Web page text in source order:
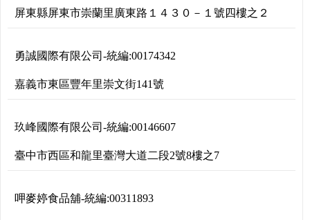
屏東縣屏東市崇蘭里廣東路１４３０－１號四樓之２
勇誠國際有限公司 -統編:00174342
嘉義市東區豐年里崇文街141號
玖峰國際有限公司 -統編:00146607
臺中市西區和龍里臺灣大道二段2號8樓之7
呷麥婷食品舖-統編:00311893